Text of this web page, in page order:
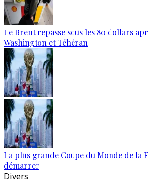
Le Brent repasse sous les 80 dollars
Washington et Téhéran
La plus grande Coupe du Monde de la
démarrer
Divers